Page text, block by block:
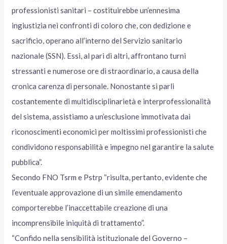
professionisti sanitari – costituirebbe un’ennesima
ingiustizia nei confronti di coloro che, con dedizione e
sacrificio, operano all’interno del Servizio sanitario
nazionale (SSN). Essi, al pari di altri, affrontano turni
stressanti e numerose ore di straordinario, a causa della
cronica carenza di personale. Nonostante si parli
costantemente di multidisciplinarietà e interprofessionalità
del sistema, assistiamo a un’esclusione immotivata dai
riconoscimenti economici per moltissimi professionisti che
condividono responsabilità e impegno nel garantire la salute
pubblica”.
Secondo FNO Tsrm e Pstrp “risulta, pertanto, evidente che
l’eventuale approvazione di un simile emendamento
comporterebbe l’inaccettabile creazione di una
incomprensibile iniquità di trattamento”.
“Confido nella sensibilità istituzionale del Governo –